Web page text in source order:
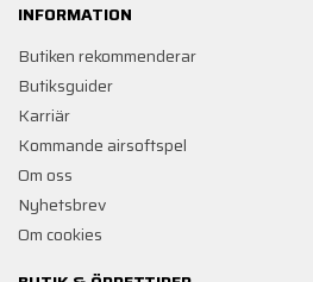
INFORMATION
Butiken rekommenderar
Butiksguider
Karriär
Kommande airsoftspel
Om oss
Nyhetsbrev
Om cookies